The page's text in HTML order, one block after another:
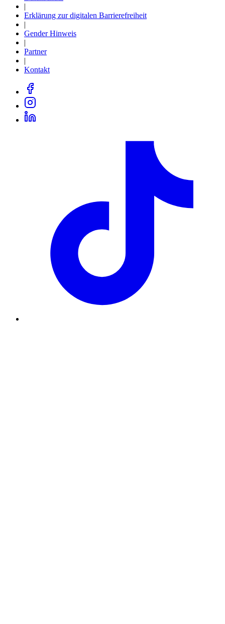
|
Erklärung zur digitalen Barrierefreiheit
|
Gender Hinweis
|
Partner
|
Kontakt